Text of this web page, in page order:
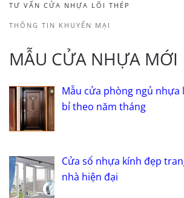
TƯ VẤN CỬA NHỰA LÕI THÉP
THÔNG TIN KHUYẾN MẠI
MẪU CỬA NHỰA MỚI
Mẫu cửa phòng ngủ nhựa
bỉ theo năm tháng
Cửa sổ nhựa kính đẹp
nhà hiện đại